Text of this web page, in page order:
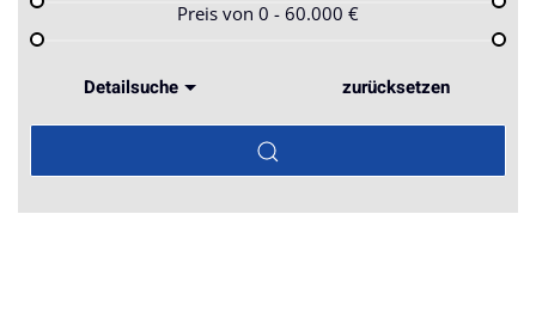
Preis von 0 - 60.000 €
Detailsuche zurücksetzen